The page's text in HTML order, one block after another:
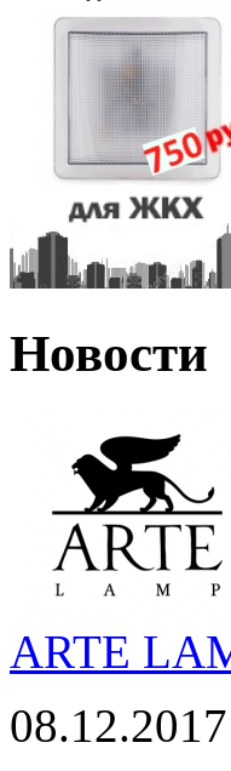
Новости
ARTE
08.12.2017